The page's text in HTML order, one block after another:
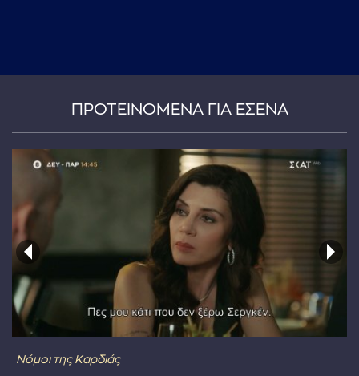
ΠΡΟΤΕΙΝΟΜΕΝΑ ΓΙΑ ΕΣΕΝΑ
Νόμοι της Καρδιάς